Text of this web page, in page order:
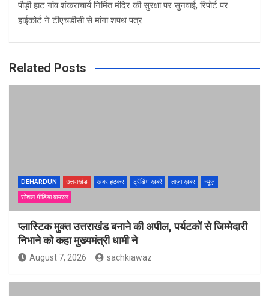
पौड़ी हाट गांव शंकराचार्य निर्मित मंदिर की सुरक्षा पर सुनवाई, रिपोर्ट पर
हाईकोर्ट ने टीएचडीसी से मांगा शपथ पत्र
Related Posts
DEHARDUN उत्तराखंड खबर हटकर ट्रेंडिंग खबरें ताज़ा ख़बर
न्यूज़
सोशल मीडिया वायरल
प्लास्टिक मुक्त उत्तराखंड बनाने की अपील, पर्यटकों से जिम्मेदारी
निभाने को कहा मुख्यमंत्री धामी ने
August 7, 2026 sachkiawaz